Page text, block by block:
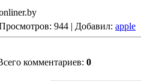
944 | Добавил: apple
комментариев: 0